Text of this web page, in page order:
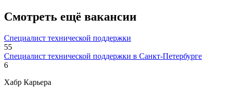
Смотреть ещё вакансии
Специалист технической поддержки
55
Специалист технической поддержки в Санкт-Петербурге
6
Хабр Карьера